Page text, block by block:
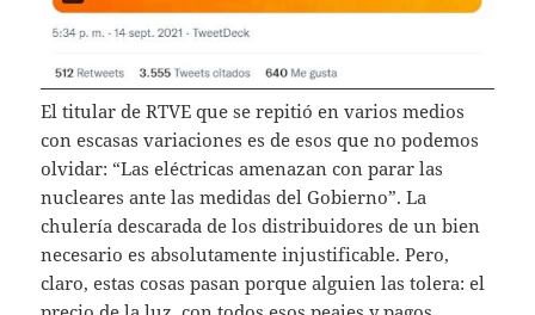
El titular de RTVE que se repitió en varios medios
con escasas variaciones es de esos que no podemos
olvidar: “Las eléctricas amenazan con parar las
nucleares ante las medidas del Gobierno”. La
chulería descarada de los distribuidores de un bien
necesario es absolutamente injustificable. Pero,
claro, estas cosas pasan porque alguien las tolera: el